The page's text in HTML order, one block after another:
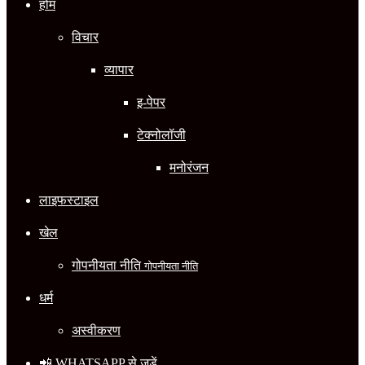
होम
विचार
व्यापार
इ-पेपर
टेक्नोलॉजी
मनोरंजन
लाइफस्टाइल
खेल
गोपनीयता नीतिगोपनीयता नीति
धर्म
अस्वीकरण